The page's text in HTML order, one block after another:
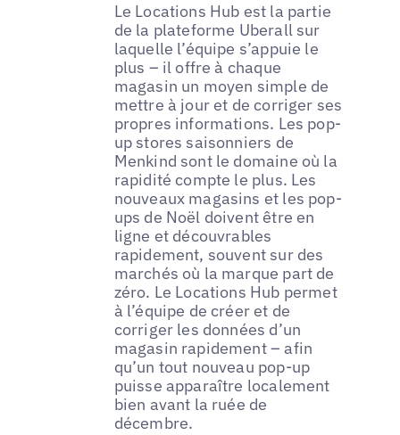
Le Locations Hub est la partie
de la plateforme Uberall sur
laquelle l’équipe s’appuie le
plus – il offre à chaque
magasin un moyen simple de
mettre à jour et de corriger ses
propres informations. Les pop-
up stores saisonniers de
Menkind sont le domaine où la
rapidité compte le plus. Les
nouveaux magasins et les pop-
ups de Noël doivent être en
ligne et découvrables
rapidement, souvent sur des
marchés où la marque part de
zéro. Le Locations Hub permet
à l’équipe de créer et de
corriger les données d’un
magasin rapidement – afin
qu’un tout nouveau pop-up
puisse apparaître localement
bien avant la ruée de
décembre.